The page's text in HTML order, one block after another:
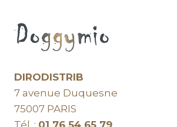
DIRODISTRIB
7 avenue Duquesne
75007 PARIS